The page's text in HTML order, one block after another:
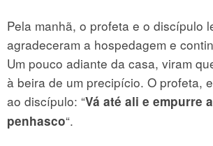
Pela manhã, o profeta e o discípulo
agradece­ram a hospedagem e
Um pouco adiante da casa, viram
à beira de um precipício. O profeta,
ao discípulo: “Vá até ali e empurre
penhasco“.